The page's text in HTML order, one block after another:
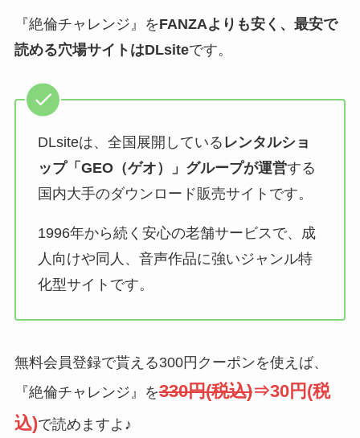
『絶倫チャレンジ』をFANZAよりも安く、最安で
読める穴場サイトはDLsiteです。
DLsiteは、全国展開している レンタルショ
ップ「GEO（ゲオ）」グループが運営する
国内大手のダウンロード販売サイトです。
1996年から続く安心の老舗サービスで、成
人向けや同人、音声作品に強いジャンル特
化型サイトです。
無料会員登録で貰える300円クーポンを使えば、
『絶倫チャレンジ』を330円(税込)⇒30円(税
込)で読めますよ♪